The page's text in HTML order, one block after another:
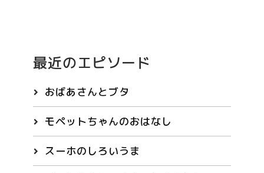
最近のエピソード
おばあさんとブタ
モペットちゃんのおはなし
スーホのしろいうま